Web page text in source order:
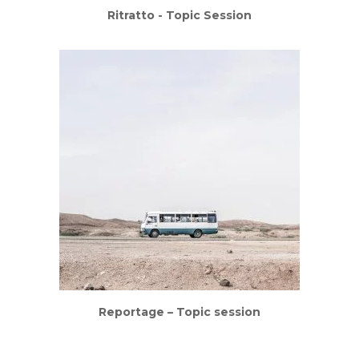
Ritratto - Topic Session
Reportage – Topic session